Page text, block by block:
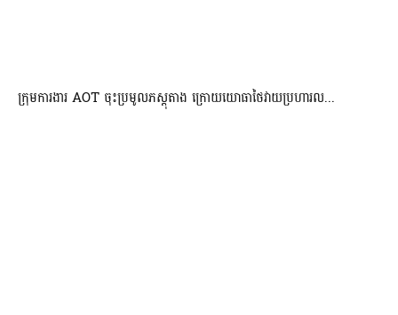
ក្រុមការងារ AOT ចុះប្រមូលភស្តុតាង ក្រោយយោធាថៃវាយប្រហារល...